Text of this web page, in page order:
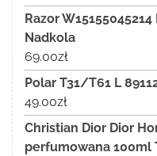
Razor
Nadkola
69.00zł
Polar T31/T61 L
49.00zł
Christian Dior Dior
perfumowana 100ml